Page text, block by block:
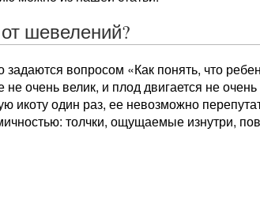
шевелений?
вопросом «Как понять, что
очень велик, и плод двигается не
икоту один раз, ее невозможно
толчки, ощущаемые изнутри,